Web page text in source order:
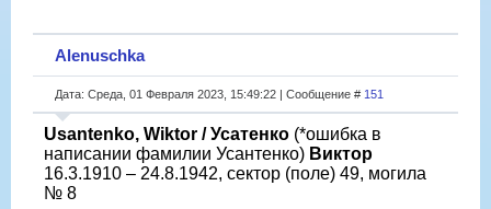
Alenuschka
Дата: Среда, 01 Февраля 2023, 15:49:22 | Сообщение # 151
Usantenko, Wiktor / Усатенко (*ошибка в
написании фамилии Усантенко) Виктор
16.3.1910 – 24.8.1942, сектор (поле) 49, могила
№ 8